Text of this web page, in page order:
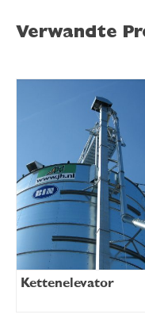
Verwandte
Kettenelevator